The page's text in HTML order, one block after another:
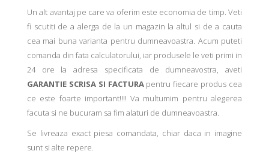
Un alt avantaj pe care va oferim este economia de timp. Veti
fi scutiti de a alerga de la un magazin la altul si de a cauta
cea mai buna varianta pentru dumneavoastra. Acum puteti
comanda din fata calculatorului, iar produsele le veti primi in
24 ore la adresa specificata de dumneavostra, aveti
GARANTIE SCRISA SI FACTURApentru fiecare produs cea
ce este foarte important!!!! Va multumim pentru alegerea
facuta si ne bucuram sa fim alaturi de dumneavoastra.
Se livreaza exact piesa comandata, chiar daca in imagine
sunt si alte repere.